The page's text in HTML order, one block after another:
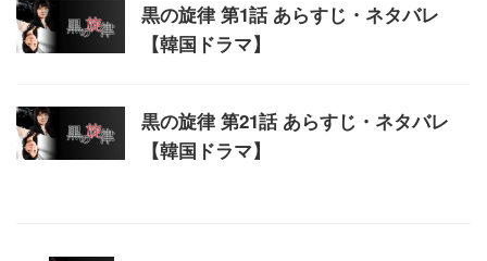
黒の旋律 第1話 あらすじ・ネタバレ
【韓国ドラマ】
黒の旋律 第21話 あらすじ・ネタバレ
【韓国ドラマ】